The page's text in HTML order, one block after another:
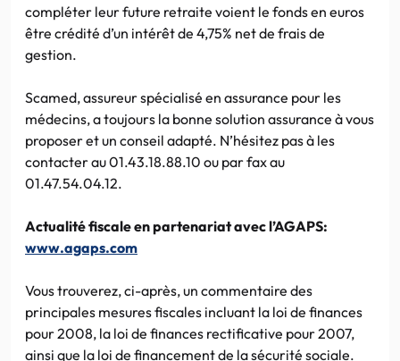
compléter leur future retraite voient le fonds en euros
être crédité d’un intérêt de 4,75% net de frais de
gestion.
Scamed, assureur spécialisé en assurance pour les
médecins, a toujours la bonne solution assurance à vous
proposer et un conseil adapté. N’hésitez pas à les
contacter au 01.43.18.88.10 ou par fax au
01.47.54.04.12.
Actualité fiscale en partenariat avec l’AGAPS:
www.agaps.com
Vous trouverez, ci-après, un commentaire des
principales mesures fiscales incluant la loi de finances
pour 2008, la loi de finances rectificative pour 2007,
ainsi que la loi de financement de la sécurité sociale.